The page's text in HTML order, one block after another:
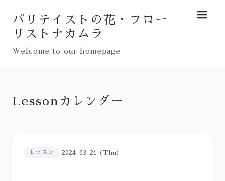
パリテイストの花・フロー
リストナカムラ
Welcome to our homepage
メニュ
Lessonカレンダー
レッスン 2024-03-21 (Thu)